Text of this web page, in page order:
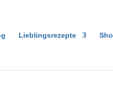
Lieblingsrezepte